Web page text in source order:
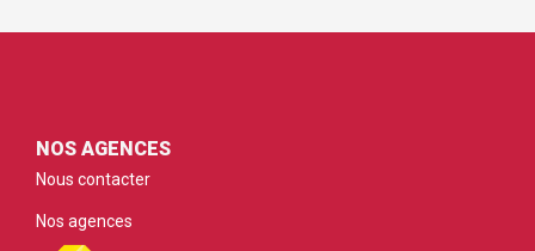
NOS AGENCES
Nous contacter
Nos agences